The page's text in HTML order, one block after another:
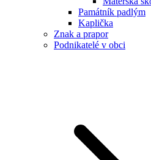
Památník padlým
Kaplička
Znak a prapor
Podnikatelé v obci